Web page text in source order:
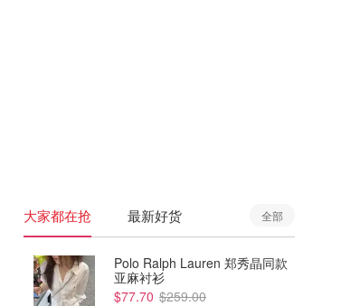
大家都在抢 最新好货 全部
Polo Ralph Lauren 郑秀晶同款
亚麻衬衫
$77.70 $259.00